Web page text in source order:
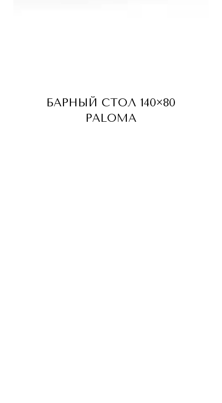
БАРНЫЙ СТОЛ 140×80
PALOMA